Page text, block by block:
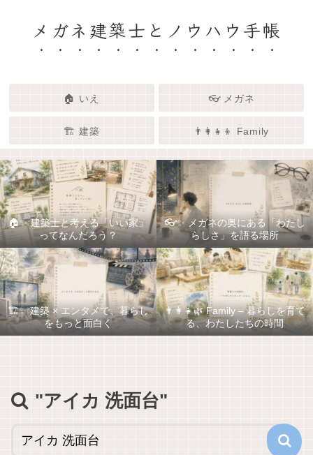
メガネ建築士とノウハウ手帳
🏠 いえ 👓 メガネ
🏗️ 建築 👨‍👩‍👧‍👦 Family
🏠✨ 建築士と考える「いい家」
ってなんだろう？
👓✨ メガネの奥にある「わたし
らしさ」を語る場所
🏗️✨ 建築 × エンタメで、暮らし
をもっと面白く
👨‍👩‍👧🌿 Family – 暮らしを育て
る、わたしたちの時間
"アイカ 洗面台"